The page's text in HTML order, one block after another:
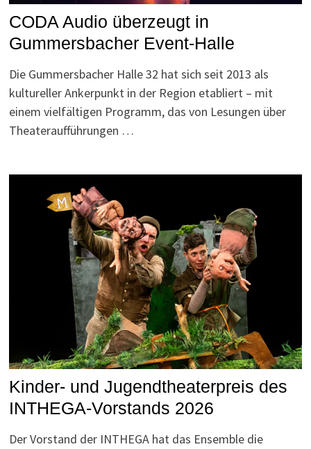
CODA Audio überzeugt in
Gummersbacher Event-Halle
Die Gummersbacher Halle 32 hat sich seit 2013 als
kultureller Ankerpunkt in der Region etabliert – mit
einem vielfältigen Programm, das von Lesungen über
Theateraufführungen …
Kinder- und Jugendtheaterpreis des
INTHEGA-Vorstands 2026
Der Vorstand der INTHEGA hat das Ensemble die